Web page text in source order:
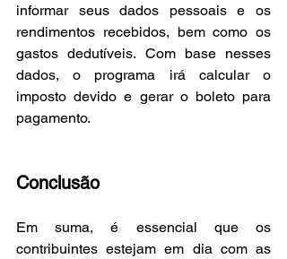
informar seus dados pessoais e os
rendimentos recebidos, bem como os
gastos dedutíveis. Com base nesses
dados, o programa irá calcular o
imposto devido e gerar o boleto para
pagamento.
Conclusão
Em suma, é essencial que os
contribuintes estejam em dia com as